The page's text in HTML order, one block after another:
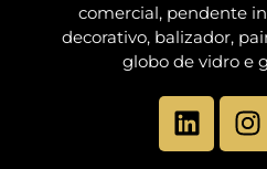
comercial, pendente
decorativo, balizador,
globo de vidro e